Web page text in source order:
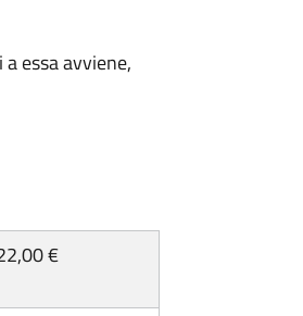
essa avviene,
€